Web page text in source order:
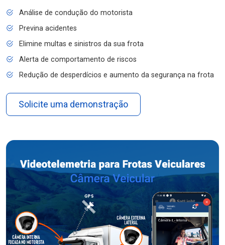
Análise de condução do motorista
Previna acidentes
Elimine multas e sinistros da sua frota
Alerta de comportamento de riscos
Redução de desperdícios e aumento da segurança na frota
Solicite uma demonstração